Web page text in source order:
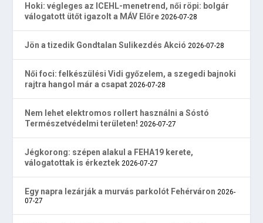
Hoki: végleges az ICEHL-menetrend, női röpi: bolgár
válogatott ütőt igazolt a MÁV Előre 2026-07-28
Jön a tizedik Gondtalan Sulikezdés Akció 2026-07-28
Női foci: felkészülési Vidi győzelem, a szegedi bajnoki
rajtra hangol már a csapat 2026-07-28
Nem lehet elektromos rollert használni a Sóstó
Természetvédelmi területen! 2026-07-27
Jégkorong: szépen alakul a FEHA19 kerete,
válogatottak is érkeztek 2026-07-27
Egy napra lezárják a murvás parkolót Fehérváron 2026-
07-27